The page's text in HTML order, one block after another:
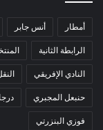
أمطار أنس جابر
الرابطة الثانية
النادي الإفريقي
حنبعل المجبري
فوزي البنزرتي